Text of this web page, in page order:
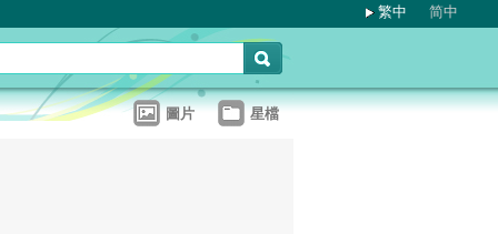
繁中 简中
圖片 星檔